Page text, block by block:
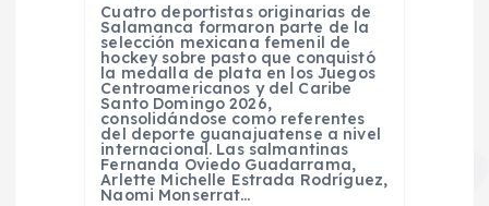
Cuatro deportistas originarias de
Salamanca formaron parte de la
selección mexicana femenil de
hockey sobre pasto que conquistó
la medalla de plata en los Juegos
Centroamericanos y del Caribe
Santo Domingo 2026,
consolidándose como referentes
del deporte guanajuatense a nivel
internacional. Las salmantinas
Fernanda Oviedo Guadarrama,
Arlette Michelle Estrada Rodríguez,
Naomi Monserrat…